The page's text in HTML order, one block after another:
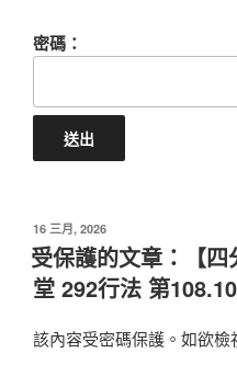
密碼：
POSTED
ON
16 三月, 2026
受保護的文章：【
堂 292行法 第
該內容受密碼保護。如欲檢